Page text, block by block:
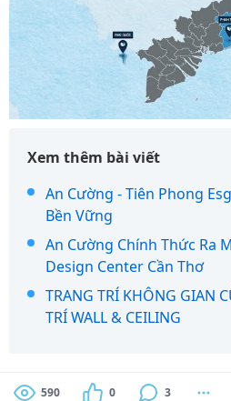
Xem thêm bài viết
An Cường - Tiên Phong
Bền Vững
An Cường Chính Thức Ra
Design Center Cần Thơ
TRANG TRÍ KHÔNG GIAN
TRÍ WALL & CEILING
590 0 3